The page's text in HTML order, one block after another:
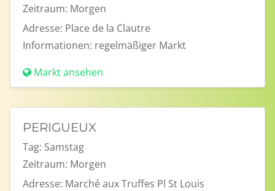
Zeitraum: Morgen
Adresse: Place de la Clautre
Informationen: regelmäßiger Markt
Markt ansehen
PERIGUEUX
Tag: Samstag
Zeitraum: Morgen
Adresse: Marché aux Truffes Pl St Louis